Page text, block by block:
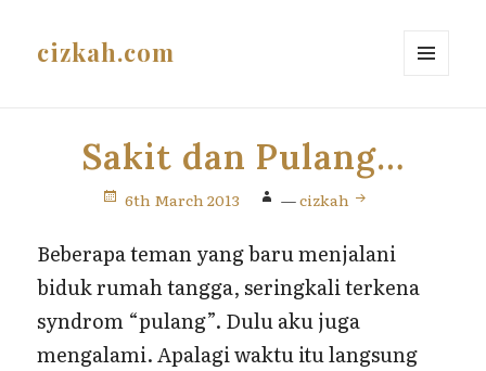
cizkah.com
Sakit dan Pulang…
6th March 2013 —cizkah
Beberapa teman yang baru menjalani
biduk rumah tangga, seringkali terkena
syndrom “pulang”. Dulu aku juga
mengalami. Apalagi waktu itu langsung